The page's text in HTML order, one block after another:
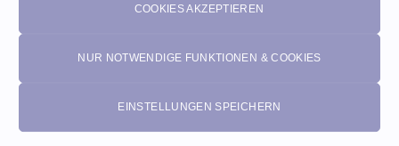
COOKIES AKZEPTIEREN
NUR NOTWENDIGE FUNKTIONEN & COOKIES
EINSTELLUNGEN SPEICHERN
nächste Bestellung (Gutscheine ausgeschlossen)